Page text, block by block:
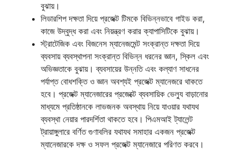
বুঝায়।
লিডারশিপ দক্ষতা দিয়ে প্রজেক্ট টিমকে বিভিন্নভাবে গাইড করা,
কাজে উদ্বুদ্ধ করা এবং নিয়ন্ত্রণ করার ক্যাপাসিটিকে বুঝায়।
স্ট্রাটেজিক এবং বিজনেস ম্যানেজমেন্ট সংক্রান্ত দক্ষতা দিয়ে
ব্যবসায় ব্যবস্থাপনা সংক্রান্ত বিভিন্ন ধরনের জ্ঞান, স্কিল এবং
অভিজ্ঞতাকে বুঝায়। ব্যবসায়ের উন্নতি এবং কল্যাণ সাধনের
পর্যাপ্ত বোধশক্তি ও জ্ঞান অবশ্যই প্রজেক্ট ম্যানেজরে থাকতে
হবে। প্রজেক্ট ম্যানেজারের প্রজেক্টে ব্যবসায়িক ভেল্যু বাড়ানোর
মাধ্যমে প্রতিষ্ঠানকে লাভজনক অবস্থায় নিয়ে যাওয়ার যথাযথ
ব্যবস্থা নেয়ার পারদর্শিতা থাকতে হবে। পিএমআই ট্যালেন্ট
ট্রায়াঙ্গুলারে বর্ণিত গুণাবলির যথাযথ সমাহার একজন প্রজেক্ট
ম্যানেজারকে দক্ষ ও সফল প্রজেক্ট ম্যানেজারে পরিণত করবে।